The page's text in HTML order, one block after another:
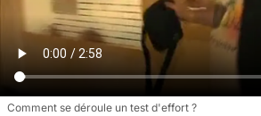
Comment se déroule un test d'effort ?